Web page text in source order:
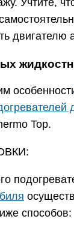
двигателю
Top.
способов: